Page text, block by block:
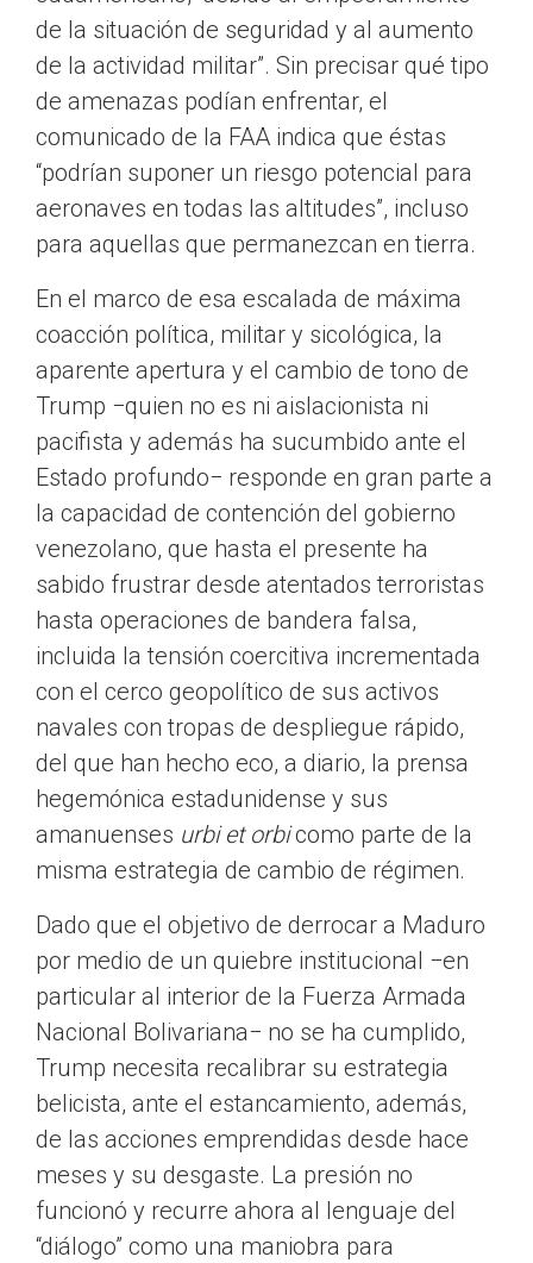
de la situación de seguridad y al aumento
de la actividad militar”. Sin precisar qué tipo
de amenazas podían enfrentar, el
comunicado de la FAA indica que éstas
“podrían suponer un riesgo potencial para
aeronaves en todas las altitudes”, incluso
para aquellas que permanezcan en tierra.
En el marco de esa escalada de máxima
coacción política, militar y sicológica, la
aparente apertura y el cambio de tono de
Trump −quien no es ni aislacionista ni
pacifista y además ha sucumbido ante el
Estado profundo− responde en gran parte a
la capacidad de contención del gobierno
venezolano, que hasta el presente ha
sabido frustrar desde atentados terroristas
hasta operaciones de bandera falsa,
incluida la tensión coercitiva incrementada
con el cerco geopolítico de sus activos
navales con tropas de despliegue rápido,
del que han hecho eco, a diario, la prensa
hegemónica estadunidense y sus
amanuenses urbi et orbicomo parte de la
misma estrategia de cambio de régimen.
Dado que el objetivo de derrocar a Maduro
por medio de un quiebre institucional −en
particular al interior de la Fuerza Armada
Nacional Bolivariana− no se ha cumplido,
Trump necesita recalibrar su estrategia
belicista, ante el estancamiento, además,
de las acciones emprendidas desde hace
meses y su desgaste. La presión no
funcionó y recurre ahora al lenguaje del
“diálogo” como una maniobra para